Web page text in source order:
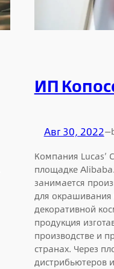
ИП
Авг 30, 2022—
Компания Lucas’
площадке
занимается
для окрашивания
декоративной
продукция
производстве и
странах. Через
дистрибьютеров